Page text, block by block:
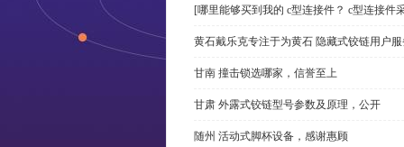
[哪里能够买到我的 c型连接件？ c型连接件
黄石戴乐克专注于为黄石 隐藏式铰链用户
甘南 撞击锁选哪家，信誉至上
甘肃 外露式铰链型号参数及原理，公开
随州 活动式脚杯设备，感谢惠顾